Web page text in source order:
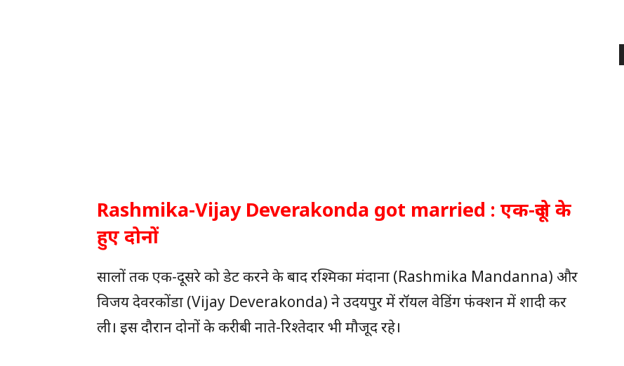
Rashmika-Vijay Deverakonda got married : एक-दूजे के
हुए दोनों
सालों तक एक-दूसरे को डेट करने के बाद रश्मिका मंदाना (Rashmika Mandanna) और
विजय देवरकोंडा (Vijay Deverakonda) ने उदयपुर में रॉयल वेडिंग फंक्शन में शादी कर
ली। इस दौरान दोनों के करीबी नाते-रिश्तेदार भी मौजूद रहे।